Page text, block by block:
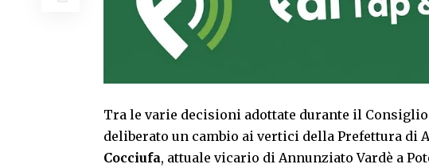
Tra le varie decisioni adottate durante il
deliberato un cambio ai vertici della Prefettura di
Cocciufa, attuale vicario di Annunziato Vardè a